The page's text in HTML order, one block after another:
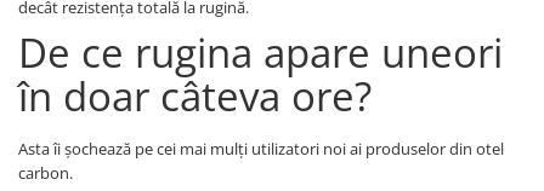
decât rezistența totală la rugină.
De ce rugina apare uneori
în doar câteva ore?
Asta îi șochează pe cei mai mulți utilizatori noi ai produselor din otel
carbon.